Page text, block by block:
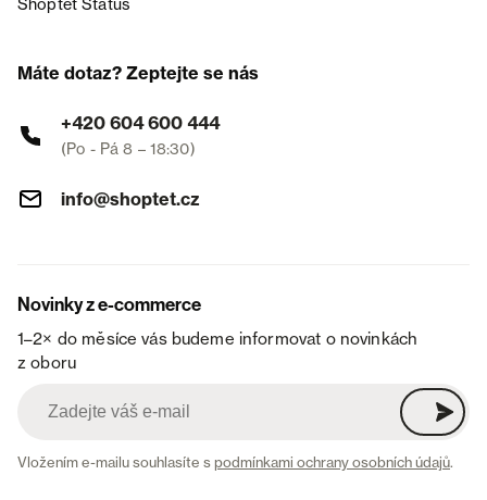
Shoptet Status
Máte dotaz? Zeptejte se nás
+420 604 600 444
(Po - Pá 8 – 18:30)
info@shoptet.cz
Novinky z e-commerce
1–2× do měsíce vás budeme informovat o novinkách
z oboru
Vložením e-mailu souhlasíte spodmínkami ochrany osobních údajů.